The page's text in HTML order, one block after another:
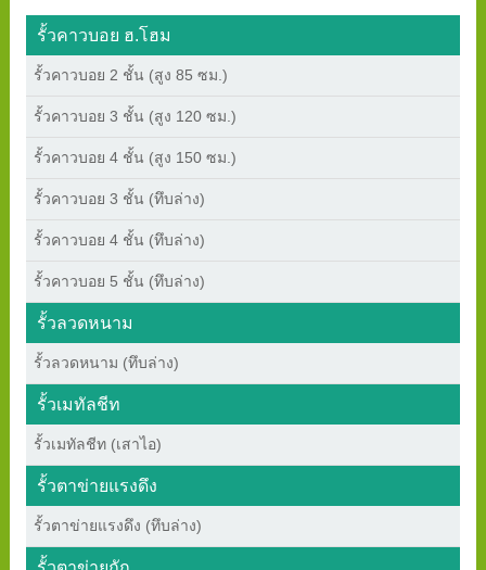
รั้วคาวบอย ฮ.โฮม
รั้วคาวบอย 2 ชั้น (สูง 85 ซม.)
รั้วคาวบอย 3 ชั้น (สูง 120 ซม.)
รั้วคาวบอย 4 ชั้น (สูง 150 ซม.)
รั้วคาวบอย 3 ชั้น (ทึบล่าง)
รั้วคาวบอย 4 ชั้น (ทึบล่าง)
รั้วคาวบอย 5 ชั้น (ทึบล่าง)
รั้วลวดหนาม
รั้วลวดหนาม (ทึบล่าง)
รั้วเมทัลชีท
รั้วเมทัลชีท (เสาไอ)
รั้วตาข่ายแรงดึง
รั้วตาข่ายแรงดึง (ทึบล่าง)